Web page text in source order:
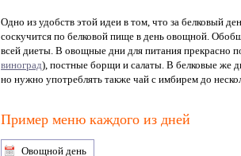
Одно из удобств этой идеи в том, что за белковый
соскучится по белковой пище в день овощной.
всей диеты. В овощные дни для питания прекрасно
виноград), постные борщи и салаты. В белковые же
но нужно употреблять также чай с имбирем до
Пример меню каждого из дней
Овощной день